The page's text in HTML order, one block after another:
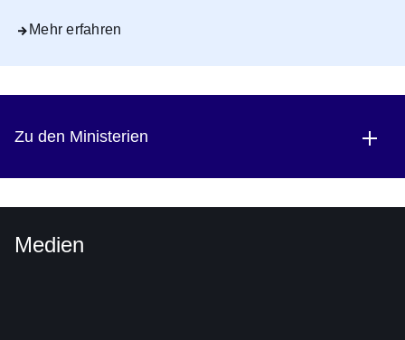
Mehr erfahren
Zu den Ministerien
Medien